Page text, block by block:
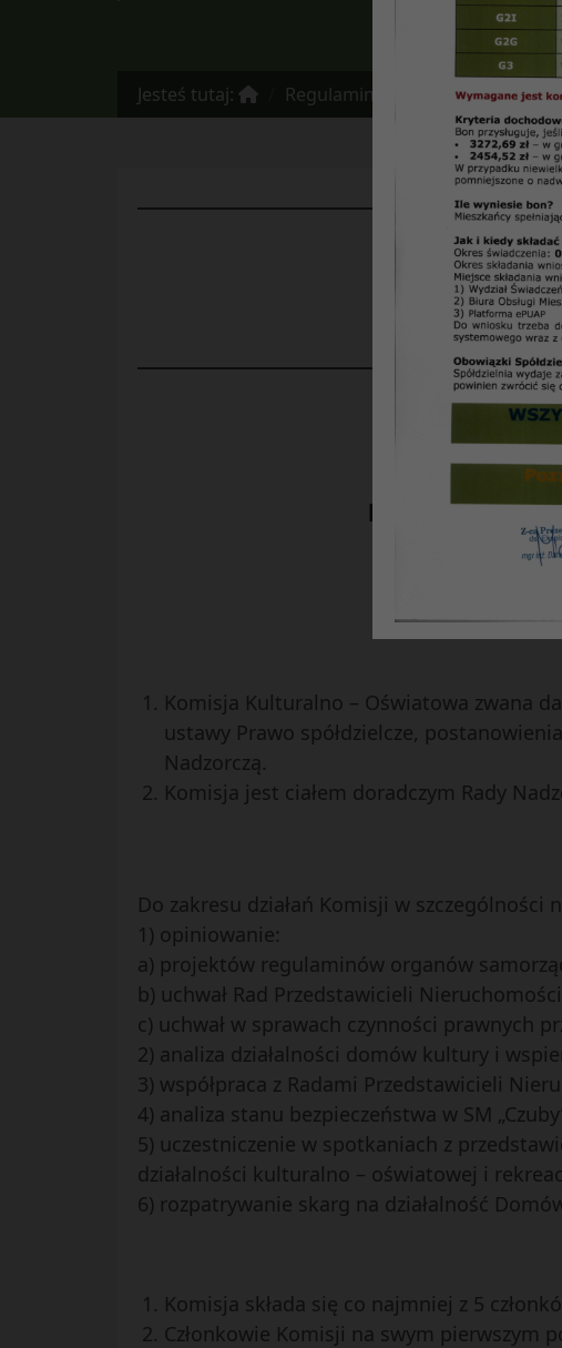
Jesteś tutaj: Regulaminy REGULAMIN Komisji
KOMISJI
Komisja Kulturalno – Oświatowa zwana
ustawy Prawo spółdzielcze,
Nadzorczą.
Komisja jest ciałem doradczym Rady
Do zakresu działań Komisji w szczególności
1) opiniowanie:
a) projektów regulaminów organów
b) uchwał Rad Przedstawicieli
c) uchwał w sprawach czynności prawnych
2) analiza działalności domów kultury i
3) współpraca z Radami Przedstawicieli
4) analiza stanu bezpieczeństwa w SM
5) uczestniczenie w spotkaniach z
działalności kulturalno – oświatowej i
6) rozpatrywanie skarg na działalność
Komisja składa się co najmniej z 5
Członkowie Komisji na swym pierwszym